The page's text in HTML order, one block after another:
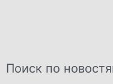
Поиск по